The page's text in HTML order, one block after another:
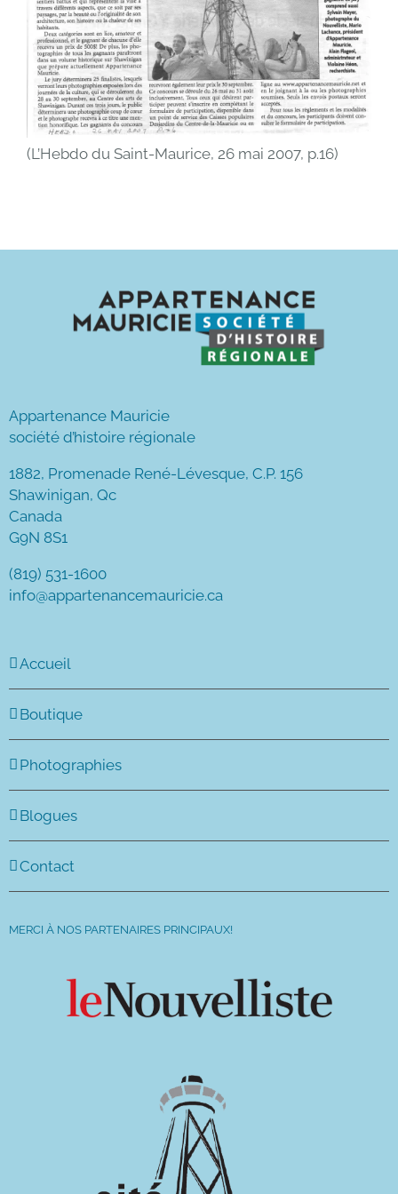
(L’Hebdo du Saint-Maurice, 26 mai 2007, p.16)
Appartenance Mauricie
société d’histoire régionale
1882, Promenade René-Lévesque, C.P. 156
Shawinigan, Qc
Canada
G9N 8S1
(819) 531-1600
info@appartenancemauricie.ca
Accueil
Boutique
Photographies
Blogues
Contact
MERCI À NOS PARTENAIRES PRINCIPAUX!